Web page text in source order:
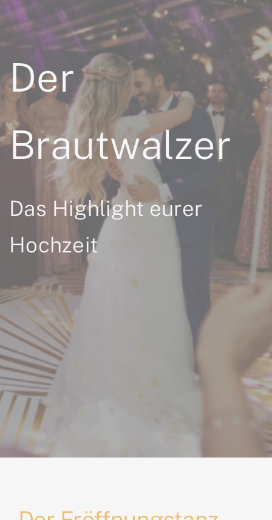
Der
Brautwalzer
Das Highlight eurer
Hochzeit